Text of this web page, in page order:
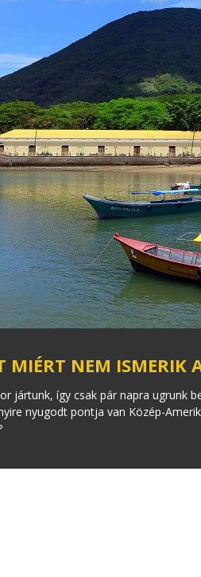
MIÉRT NEM ISMERIK
jártunk, így csak pár napra ugrunk
nyugodt pontja van Közép-